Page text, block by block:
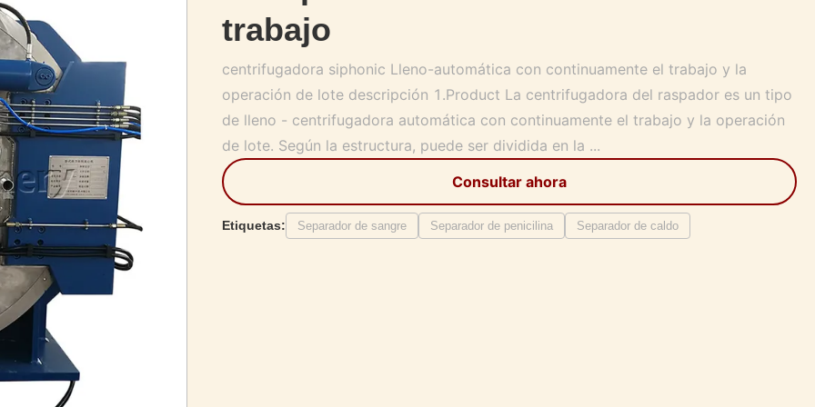
trabajo
centrifugadora siphonic Lleno-automática con continuamente el trabajo y la
operación de lote descripción 1.Product La centrifugadora del raspador es un tipo
de lleno - centrifugadora automática con continuamente el trabajo y la operación
de lote. Según la estructura, puede ser dividida en la ...
Consultar ahora
Etiquetas: Separador de sangre Separador de penicilina Separador de caldo